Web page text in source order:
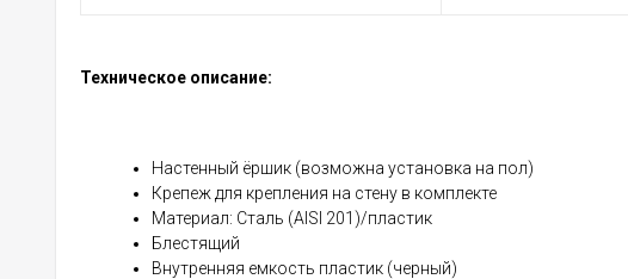
Техническое описание:
Настенный ёршик (возможна установка на пол)
Крепеж для крепления на стену в комплекте
Материал: Сталь (AISI 201)/пластик
Блестящий
Внутренняя емкость пластик (черный)